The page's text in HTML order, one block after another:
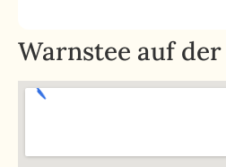
Warnstee auf